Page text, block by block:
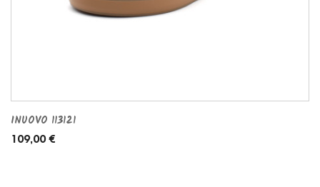
INUOVO 113121
109,00 €